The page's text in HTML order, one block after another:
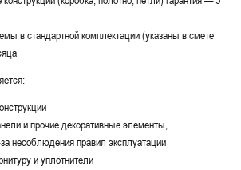
в стандартной комплектации (указаны в смете
и прочие декоративные элементы,
несоблюдения правил эксплуатации
и уплотнители